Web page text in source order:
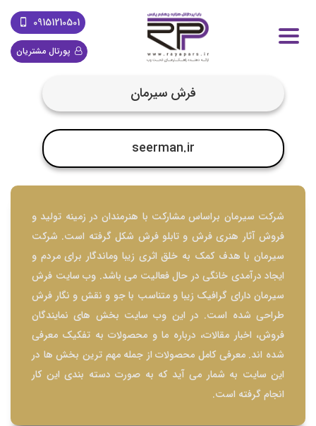
09151210501
پورتال مشتریان
فرش سیرمان
seerman.ir
شرکت سیرمان براساس مشارکت با هنرمندان در زمینه تولید و
فروش آثار هنری فرش و تابلو فرش شکل گرفته است. شرکت
سیرمان با هدف کمک به خلق اثری زیبا وماندگار برای مردم و
ایجاد درآمدی خانگی در حال فعالیت می باشد. وب سایت فرش
سیرمان دارای گرافیک زیبا و متناسب با جو و نقش و نگار فرش
طراحی شده است. در این وب سایت بخش های نمایندگان
فروش، اخبار مقالات، درباره ما و محصولات به تفکیک معرفی
شده اند. معرفی کامل محصولات از جمله مهم ترین بخش ها در
این سایت به شمار می آید که به صورت دسته بندی این کار
انجام گرفته است.